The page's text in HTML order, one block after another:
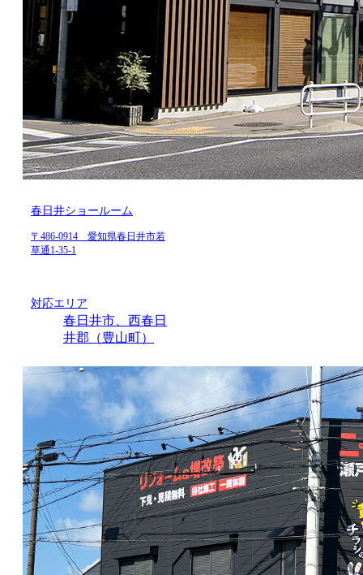
春日井ショールーム
〒486-0914 愛知県春日井市若
草通1-35-1
対応エリア
春日井市、西春日
井郡（豊山町）